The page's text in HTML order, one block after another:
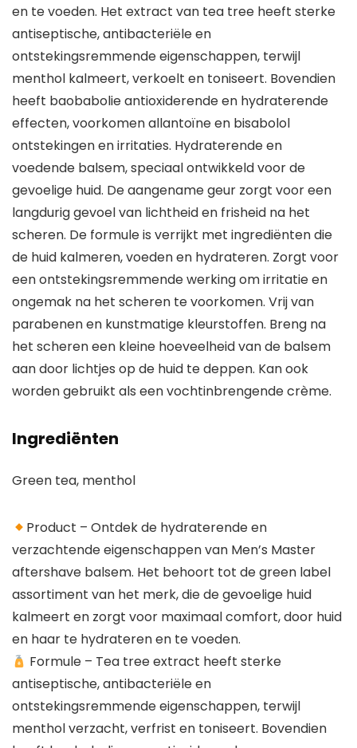
en te voeden. Het extract van tea tree heeft sterke
antiseptische, antibacteriële en
ontstekingsremmende eigenschappen, terwijl
menthol kalmeert, verkoelt en toniseert. Bovendien
heeft baobabolie antioxiderende en hydraterende
effecten, voorkomen allantoïne en bisabolol
ontstekingen en irritaties. Hydraterende en
voedende balsem, speciaal ontwikkeld voor de
gevoelige huid. De aangename geur zorgt voor een
langdurig gevoel van lichtheid en frisheid na het
scheren. De formule is verrijkt met ingrediënten die
de huid kalmeren, voeden en hydrateren. Zorgt voor
een ontstekingsremmende werking om irritatie en
ongemak na het scheren te voorkomen. Vrij van
parabenen en kunstmatige kleurstoffen. Breng na
het scheren een kleine hoeveelheid van de balsem
aan door lichtjes op de huid te deppen. Kan ook
worden gebruikt als een vochtinbrengende crème.
Ingrediënten
Green tea, menthol
Product – Ontdek de hydraterende en
verzachtende eigenschappen van Men’s Master
aftershave balsem. Het behoort tot de green label
assortiment van het merk, die de gevoelige huid
kalmeert en zorgt voor maximaal comfort, door huid
en haar te hydrateren en te voeden.
Formule – Tea tree extract heeft sterke
antiseptische, antibacteriële en
ontstekingsremmende eigenschappen, terwijl
menthol verzacht, verfrist en toniseert. Bovendien